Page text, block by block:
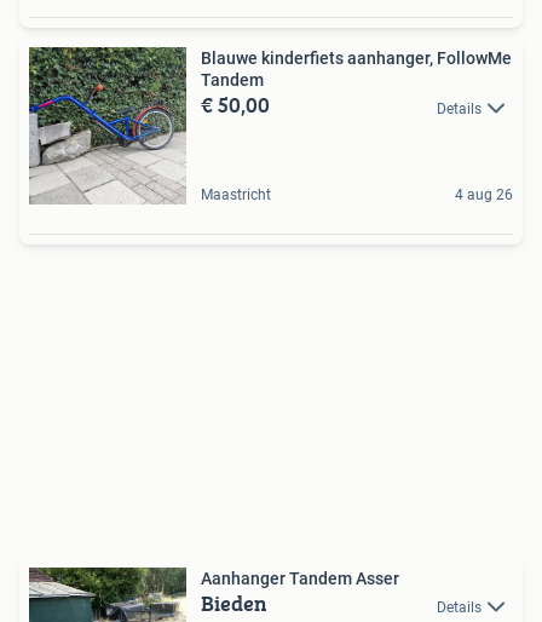
Blauwe kinderfiets aanhanger, FollowMe
Tandem
€ 50,00 Details
Maastricht 4 aug 26
Aanhanger Tandem Asser
Bieden Details